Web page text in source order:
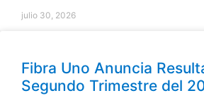
julio 30, 2026
Fibra Uno Anuncia
Segundo Trimestre del